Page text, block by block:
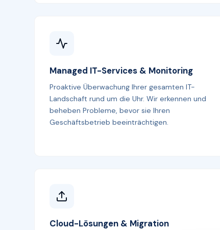
Managed IT-Services & Monitoring
Proaktive Überwachung Ihrer gesamten IT-
Landschaft rund um die Uhr. Wir erkennen und
beheben Probleme, bevor sie Ihren
Geschäftsbetrieb beeinträchtigen.
Cloud-Lösungen & Migration